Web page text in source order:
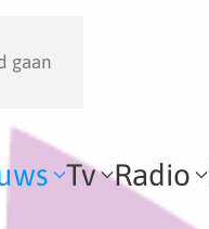
gaan
Tv Radio